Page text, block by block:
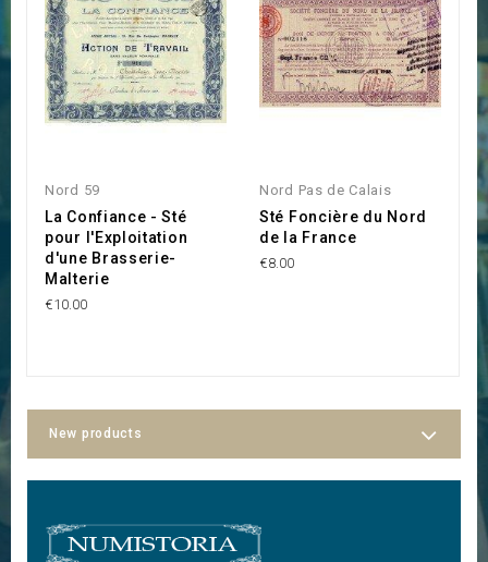
Nord 59
La Confiance - Sté
pour l'Exploitation
d'une Brasserie-
Malterie
€10.00
Nord Pas de Calais
Sté Foncière du Nord
de la France
€8.00
New products